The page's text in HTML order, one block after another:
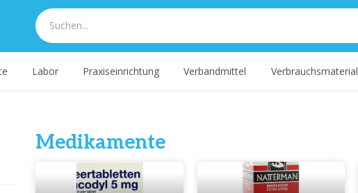
Labor Praxiseinrichtung Verbandmittel Verbrauchsmaterial
Medikamente